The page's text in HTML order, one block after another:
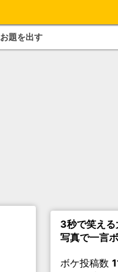
お題を出す
3秒で笑え
写真で一言
ボケ投稿数